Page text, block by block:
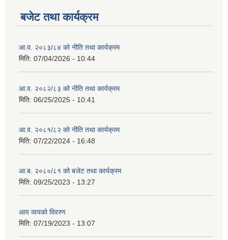
बजेट तथा कार्यक्रम
आ.व. २०८३/८४ को नीति तथा कार्यक्रम
मिति: 07/04/2026 - 10:44
आ.व. २०८२/८३ को नीति तथा कार्यक्रम
मिति: 06/25/2025 - 10:41
आ.व. २०८१/८२ को नीति तथा कार्यक्रम
मिति: 07/22/2024 - 16:48
आ.ब. २०८०/८१ को बजेट तथा कार्यक्रम
मिति: 09/25/2023 - 13:27
आय व्वयको विवरण
मिति: 07/19/2023 - 13:07